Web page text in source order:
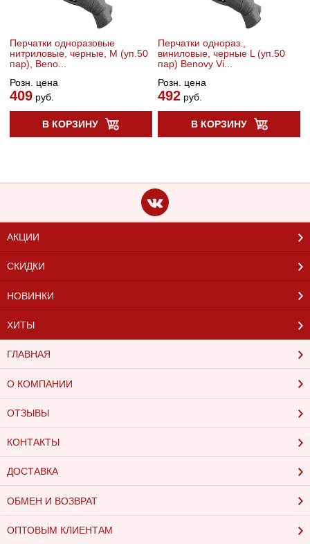
Перчатки одноразовые
нитриловые, черные, M (уп.50
пар), Beno...
Розн. цена
409руб.
В КОРЗИНУ
Перчатки однораз.,
виниловые, черные L (уп.50
пар) Benovy Vi...
Розн. цена
492 руб.
В КОРЗИНУ
АКЦИИ
СКИДКИ
НОВИНКИ
ХИТЫ
ГЛАВНАЯ
О КОМПАНИИ
ОТЗЫВЫ
КОНТАКТЫ
ДОСТАВКА
ОБМЕН И ВОЗВРАТ
ОПТОВЫМ КЛИЕНТАМ